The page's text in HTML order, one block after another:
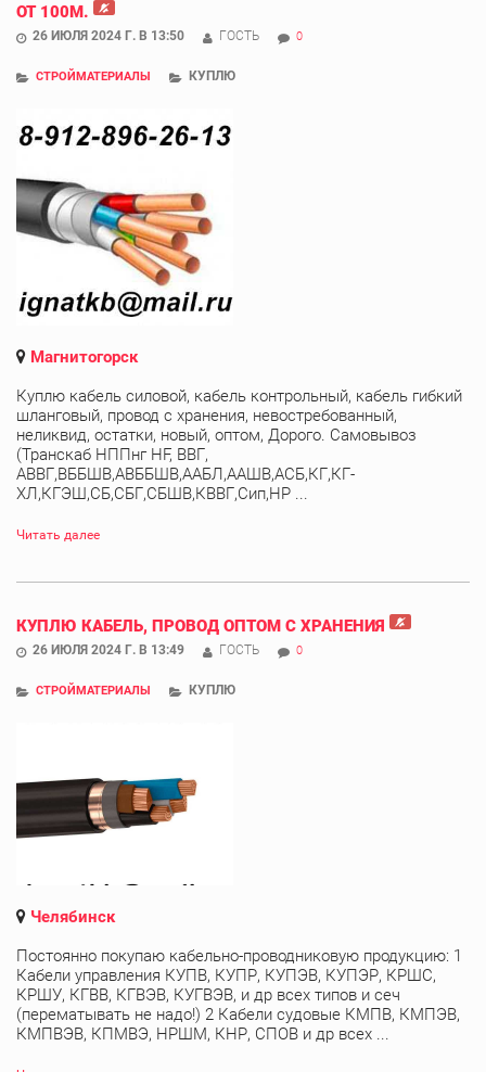
ОТ 100М.
26 ИЮЛЯ 2024 Г. В 13:50 ГОСТЬ 0
СТРОЙМАТЕРИАЛЫ КУПЛЮ
Магнитогорск
Куплю кабель силовой, кабель контрольный, кабель гибкий
шланговый, провод с хранения, невостребованный,
неликвид, остатки, новый, оптом, Дорого. Самовывоз
(Транскаб НППнг HF, ВВГ,
АВВГ,ВББШВ,АВББШВ,ААБЛ,ААШВ,АСБ,КГ,КГ-
ХЛ,КГЭШ,СБ,СБГ,СБШВ,КВВГ,Сип,НР ...
Читать далее
КУПЛЮ КАБЕЛЬ, ПРОВОД ОПТОМ С ХРАНЕНИЯ
26 ИЮЛЯ 2024 Г. В 13:49 ГОСТЬ 0
СТРОЙМАТЕРИАЛЫ КУПЛЮ
Челябинск
Постоянно покупаю кабельно-проводниковую продукцию: 1
Кабели управления КУПВ, КУПР, КУПЭВ, КУПЭР, КРШС,
КРШУ, КГВВ, КГВЭВ, КУГВЭВ, и др всех типов и сеч
(перематывать не надо!) 2 Кабели судовые КМПВ, КМПЭВ,
КМПВЭВ, КПМВЭ, НРШМ, КНР, СПОВ и др всех ...